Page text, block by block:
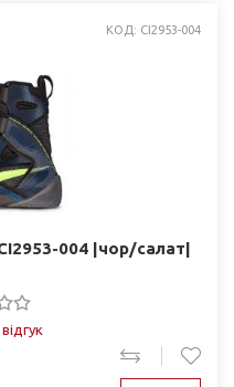
КОД: CI2953-004
004 |чор/салат|